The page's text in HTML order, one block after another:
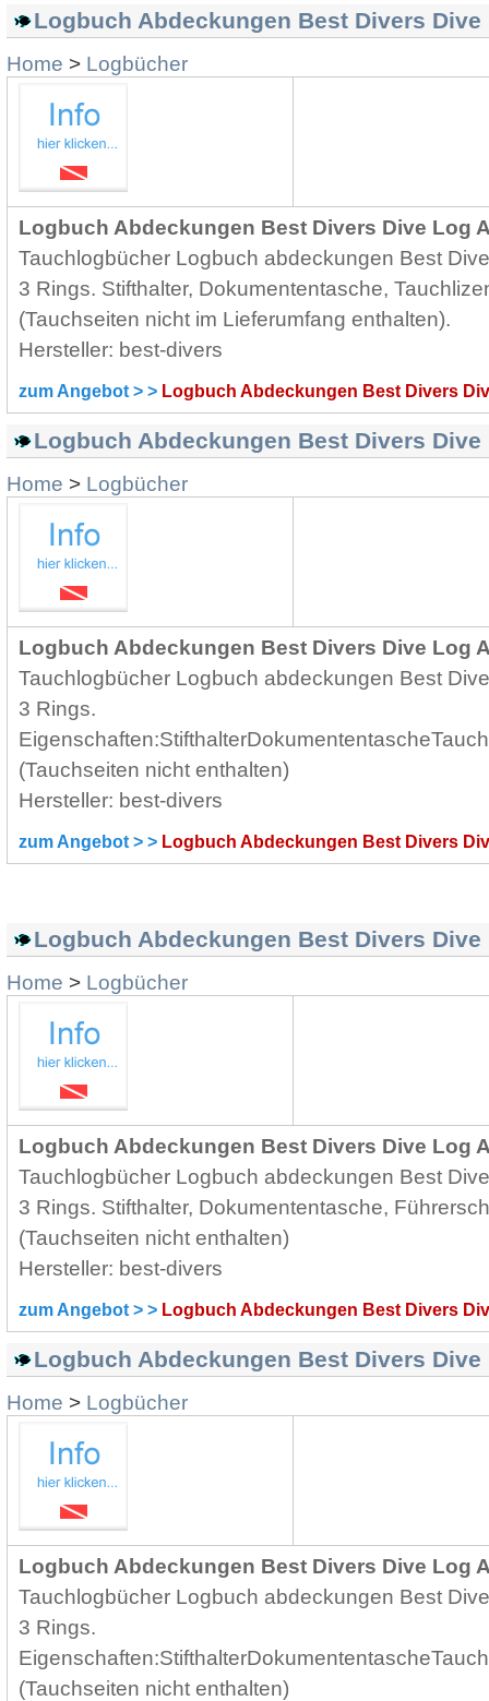
Logbuch Abdeckungen Best Divers
Home > Logbücher
Logbuch Abdeckungen Best Divers Dive Log
Tauchlogbücher Logbuch abdeckungen Best
3 Rings. Stifthalter, Dokumententasche,
(Tauchseiten nicht im Lieferumfang enthalten).
Hersteller: best-divers
zum Angebot > > Logbuch Abdeckungen Best Divers
Logbuch Abdeckungen Best Divers
Home > Logbücher
Logbuch Abdeckungen Best Divers Dive Log
Tauchlogbücher Logbuch abdeckungen Best
3 Rings.
(Tauchseiten nicht enthalten)
Hersteller: best-divers
zum Angebot > > Logbuch Abdeckungen Best Divers
Logbuch Abdeckungen Best Divers
Home > Logbücher
Logbuch Abdeckungen Best Divers Dive Log
Tauchlogbücher Logbuch abdeckungen Best
3 Rings. Stifthalter, Dokumententasche,
(Tauchseiten nicht enthalten)
Hersteller: best-divers
zum Angebot > > Logbuch Abdeckungen Best Divers
Logbuch Abdeckungen Best Divers
Home > Logbücher
Logbuch Abdeckungen Best Divers Dive Log
Tauchlogbücher Logbuch abdeckungen Best
3 Rings.
(Tauchseiten nicht enthalten)